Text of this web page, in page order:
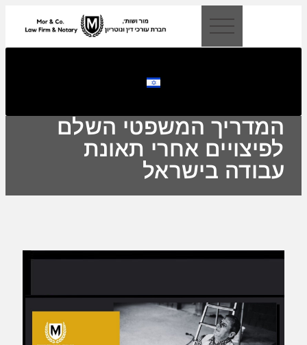
המדריך המשפטי השלם
לפיצויים אחרי תאונת
עבודה בישראל